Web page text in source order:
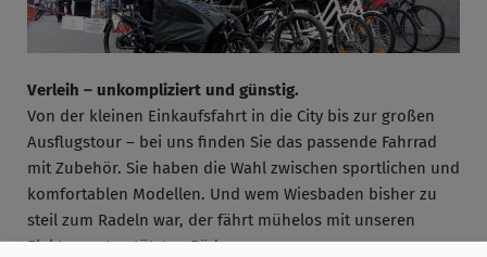
Verleih – unkompliziert und günstig.
Von der kleinen Einkaufsfahrt in die City bis zur großen
Ausflugstour – bei uns finden Sie das passende Fahrrad
mit Zubehör. Sie haben die Wahl zwischen sportlichen und
komfortablen Modellen. Und wem Wiesbaden bisher zu
steil zum Radeln war, der fährt mühelos mit unseren
Elektro-unterstützten Rädern.